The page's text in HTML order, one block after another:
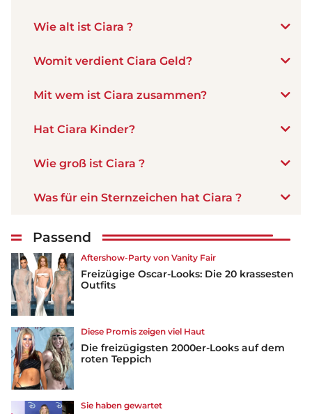
Wie alt ist Ciara ?
Womit verdient Ciara Geld?
Mit wem ist Ciara zusammen?
Hat Ciara Kinder?
Wie groß ist Ciara ?
Was für ein Sternzeichen hat Ciara ?
Passend
Aftershow-Party von Vanity Fair
Freizügige Oscar-Looks: Die 20 krassesten
Outfits
Diese Promis zeigen viel Haut
Die freizügigsten 2000er-Looks auf dem
roten Teppich
Sie haben gewartet